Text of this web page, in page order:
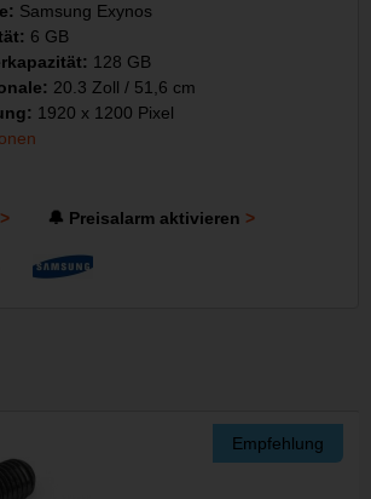
Samsung Exynos
6 GB
128 GB
20.3 Zoll / 51,6 cm
1920 x 1200 Pixel
🔔 Preisalarm aktivieren
Empfehlung